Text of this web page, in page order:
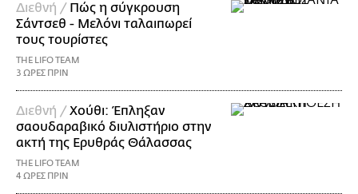
Διεθνή / Πώς η σύγκρουση
Σάντσεθ - Μελόνι ταλαιπωρεί
τους τουρίστες
THE LIFO TEAM
3 ΩΡΕΣ ΠΡΙΝ
Διεθνή / Χούθι: Έπληξαν
σαουδαραβικό διυλιστήριο στην
ακτή της Ερυθράς Θάλασσας
THE LIFO TEAM
4 ΩΡΕΣ ΠΡΙΝ